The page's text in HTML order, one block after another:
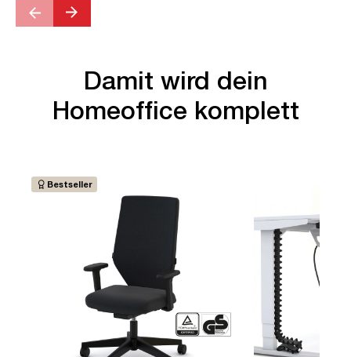
Damit wird dein
Homeoffice komplett
Bestseller